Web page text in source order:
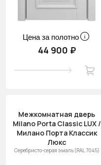
Цена за полотно
44 900 ₽
Межкомнатная дверь
Milano Porta Classic LUX /
Милано Порта Классик
Люкс
Серебристо-серая эмаль (RAL 7045)